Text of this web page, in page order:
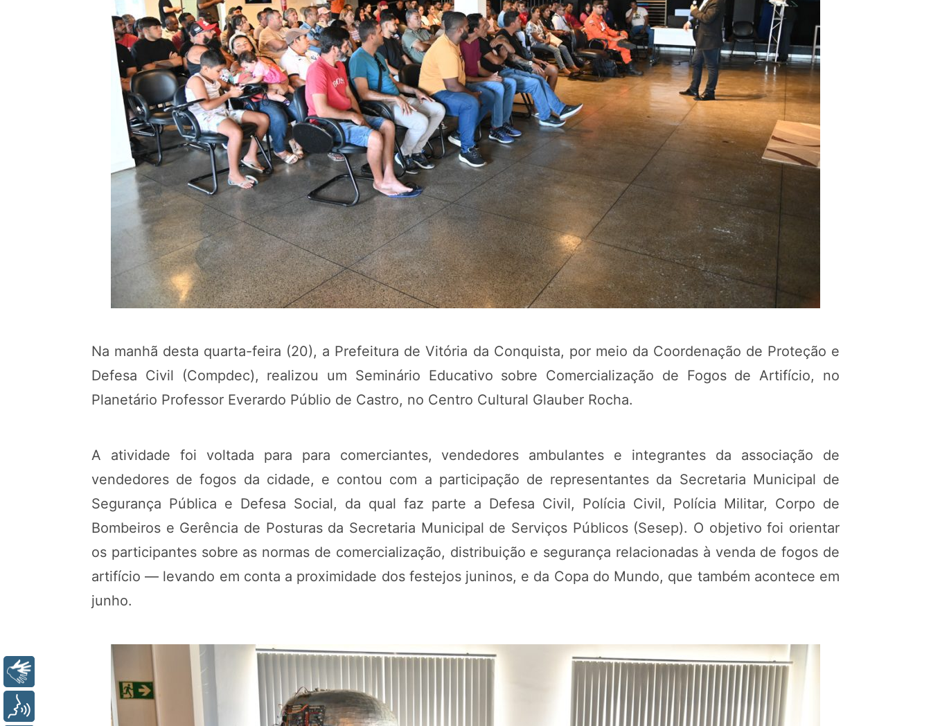
Na manhã desta quarta-feira (20), a Prefeitura de Vitória da Conquista, por meio da Coordenação de Proteção e
Defesa Civil (Compdec), realizou um Seminário Educativo sobre Comercialização de Fogos de Artifício, no
Planetário Professor Everardo Públio de Castro, no Centro Cultural Glauber Rocha.
A atividade foi voltada para para comerciantes, vendedores ambulantes e integrantes da associação de
vendedores de fogos da cidade, e contou com a participação de representantes da Secretaria Municipal de
Segurança Pública e Defesa Social, da qual faz parte a Defesa Civil, Polícia Civil, Polícia Militar, Corpo de
Bombeiros e Gerência de Posturas da Secretaria Municipal de Serviços Públicos (Sesep). O objetivo foi orientar
os participantes sobre as normas de comercialização, distribuição e segurança relacionadas à venda de fogos de
artifício — levando em conta a proximidade dos festejos juninos, e da Copa do Mundo, que também acontece em
junho.